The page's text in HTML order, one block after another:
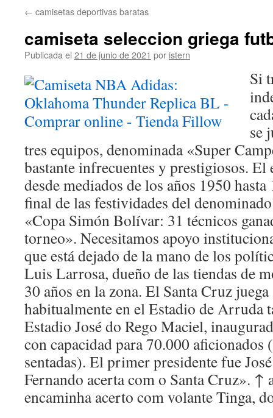
contenido
← camisetas deportivas baratas
camiseta seleccion griega
Publicada el 21 de junio de 2021 por istern
Si
se
tres equipos, denominada «Super
bastante infrecuentes y prestigiosos. El
desde mediados de los años 1950
final de las festividades del
«Copa Simón Bolívar: 31 técnicos
torneo». Necesitamos apoyo
que está dejado de la mano de los
Luis Larrosa, dueño de las tiendas de
30 años en la zona. El Santa Cruz
habitualmente en el Estadio de Arruda
Estadio José do Rego Maciel,
con capacidad para 70.000 aficionados
sentadas). El primer presidente fue
Fernando acerta com o Santa Cruz». ↑
encaminha acerto com volante Tinga,